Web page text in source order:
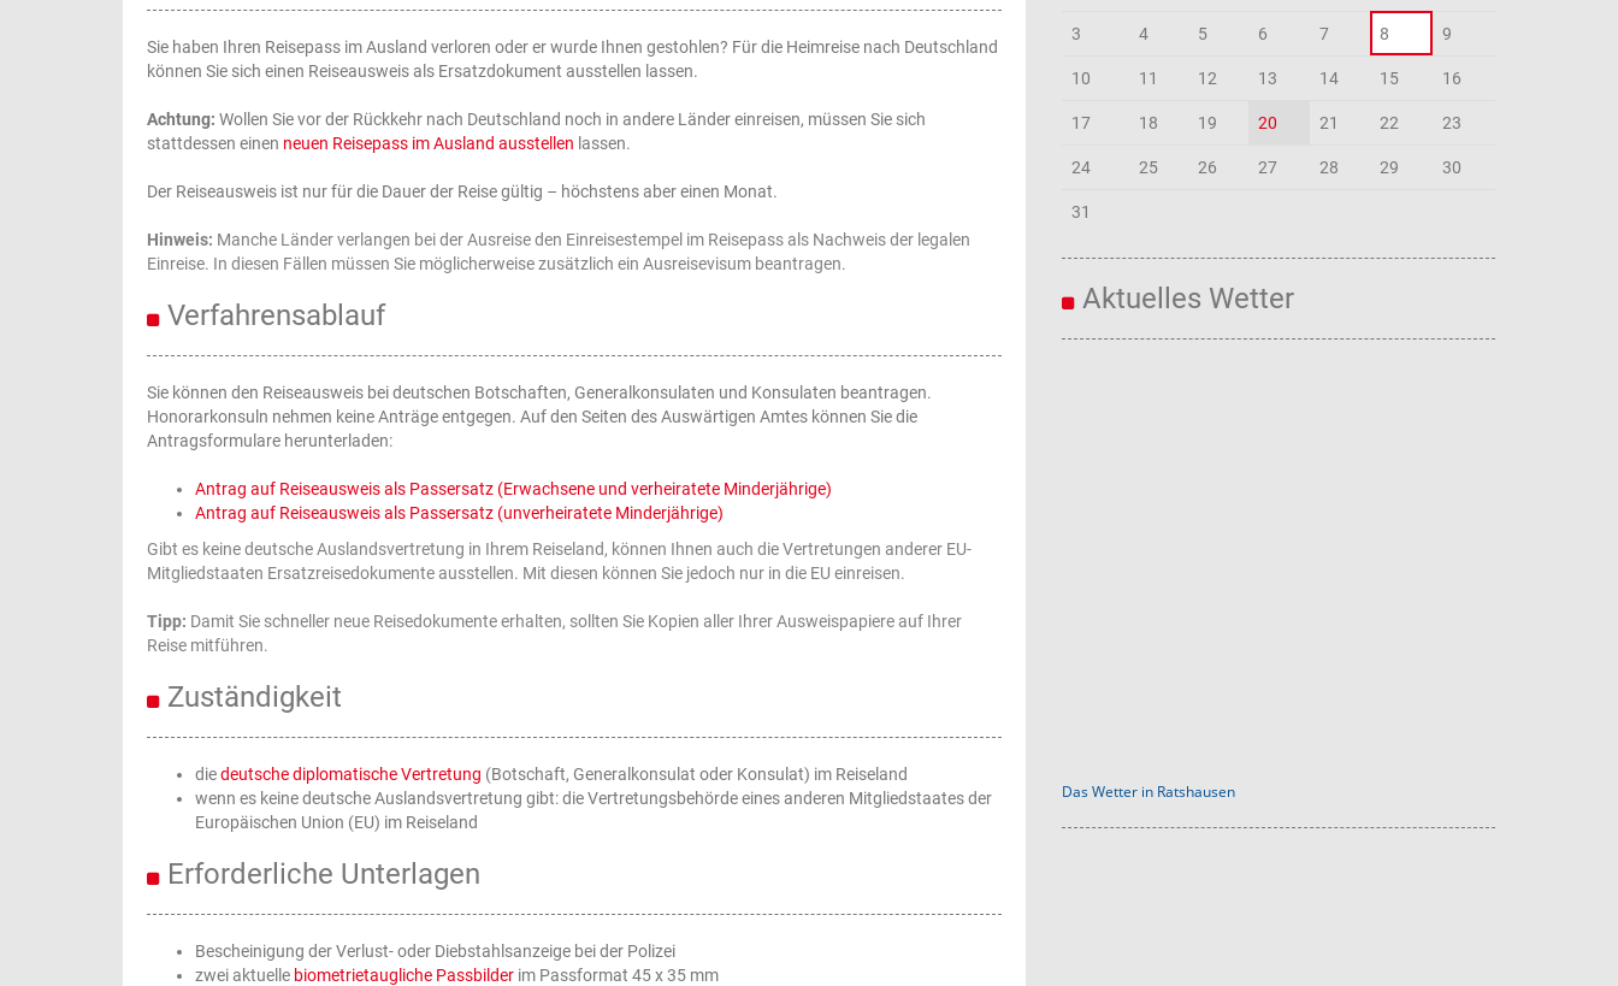
Sie haben Ihren Reisepass im Ausland verloren oder er wurde Ihnen gestohlen? Für die Heimreise nach Deutschland
können Sie sich einen Reiseausweis als Ersatzdokument ausstellen lassen.
Achtung: Wollen Sie vor der Rückkehr nach Deutschland noch in andere Länder einreisen, müssen Sie sich
stattdessen einen neuen Reisepass im Ausland ausstellen lassen.
Der Reiseausweis ist nur für die Dauer der Reise gültig – höchstens aber einen Monat.
Hinweis: Manche Länder verlangen bei der Ausreise den Einreisestempel im Reisepass als Nachweis der legalen
Einreise. In diesen Fällen müssen Sie möglicherweise zusätzlich ein Ausreisevisum beantragen.
Verfahrensablauf
Sie können den Reiseausweis bei deutschen Botschaften, Generalkonsulaten und Konsulaten beantragen.
Honorarkonsuln nehmen keine Anträge entgegen. Auf den Seiten des Auswärtigen Amtes können Sie die
Antragsformulare herunterladen:
Antrag auf Reiseausweis als Passersatz (Erwachsene und verheiratete Minderjährige)
Antrag auf Reiseausweis als Passersatz (unverheiratete Minderjährige)
Gibt es keine deutsche Auslandsvertretung in Ihrem Reiseland, können Ihnen auch die Vertretungen anderer EU-
Mitgliedstaaten Ersatzreisedokumente ausstellen. Mit diesen können Sie jedoch nur in die EU einreisen.
Tipp: Damit Sie schneller neue Reisedokumente erhalten, sollten Sie Kopien aller Ihrer Ausweispapiere auf Ihrer
Reise mitführen.
Zuständigkeit
diedeutsche diplomatische Vertretung (Botschaft, Generalkonsulat oder Konsulat) im Reiseland
wenn es keine deutsche Auslandsvertretung gibt: die Vertretungsbehörde eines anderen Mitgliedstaates der
Europäischen Union (EU) im Reiseland
Erforderliche Unterlagen
Bescheinigung der Verlust- oder Diebstahlsanzeige bei der Polizei
zwei aktuelle biometrietaugliche Passbilder im Passformat 45 x 35 mm
3 4 5 6 7 8 9
10 11 12 13 14 15 16
17 18 19 20 21 22 23
24 25 26 27 28 29 30
31
Aktuelles Wetter
Das Wetter in Ratshausen